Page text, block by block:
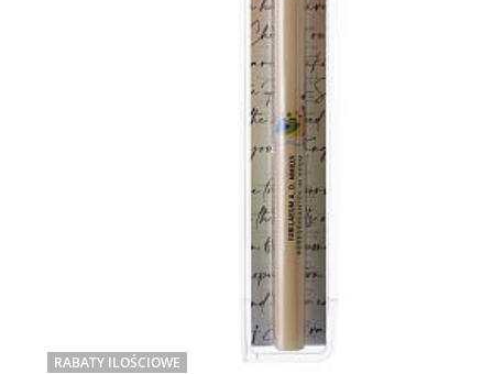
RABATY ILOŚCIOWE